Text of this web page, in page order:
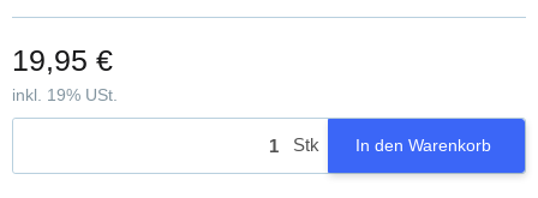
19,95 €
inkl. 19% USt.
Stk In den Warenkorb